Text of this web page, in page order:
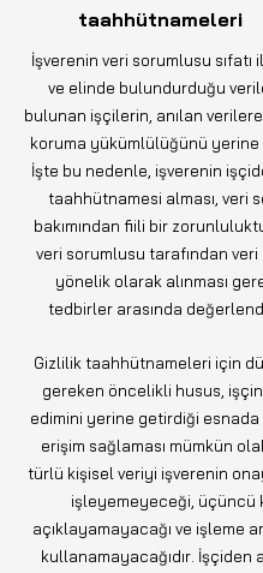
taahhütnameleri
İşverenin veri sorumlusu sıfatı
ve elinde bulundurduğu
bulunan işçilerin, anılan
koruma yükümlülüğünü yerine
İşte bu nedenle, işverenin
taahhütnamesi alması, veri
bakımından fiili bir
veri sorumlusu tarafından
yönelik olarak alınması
tedbirler arasında
Gizlilik taahhütnameleri için
gereken öncelikli husus,
edimini yerine getirdiği esnada
erişim sağlaması mümkün
türlü kişisel veriyi işverenin
işleyemeyeceği, üçüncü
açıklayamayacağı ve işleme
kullanamayacağıdır. İşçiden